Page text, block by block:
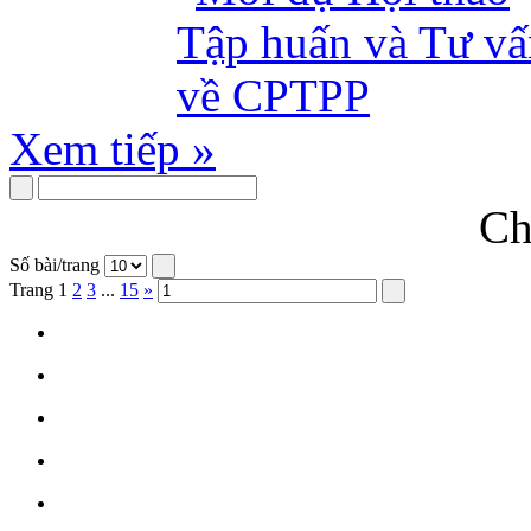
Xem tiếp »
Số bài/trang
Trang 1 2 3 ... 15 »